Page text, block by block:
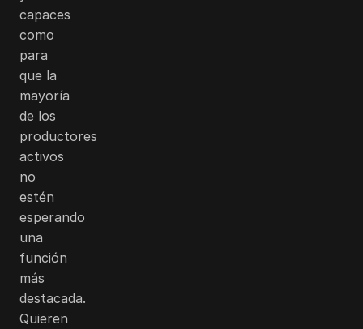
capaces
como
para
que la
mayoría
de los
productores
activos
no
estén
esperando
una
función
más
destacada.
Quieren